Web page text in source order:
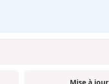
Mise à jour